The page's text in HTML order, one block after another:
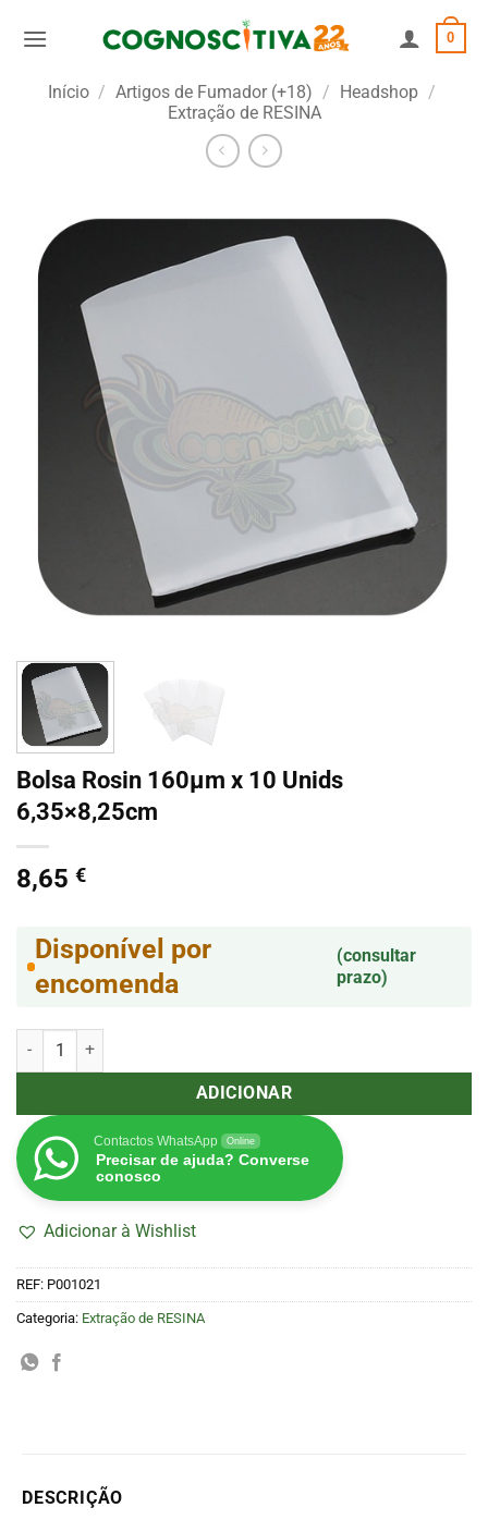
0
Início / Artigos de Fumador (+18) / Headshop /
Extração de RESINA
Bolsa Rosin 160µm x 10 Unids
6,35×8,25cm
8,65 €
Disponível por
encomenda
(consultar
prazo)
Quantidade de Bolsa Rosin 160µm x 10 Unids 6,35x8,25cm
ADICIONAR
Contactos WhatsApp Online
Precisar de ajuda? Converse
conosco
Adicionar à Wishlist
REF: P001021
Categoria: Extração de RESINA
DESCRIÇÃO